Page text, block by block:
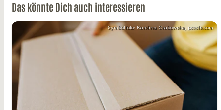
Das könnte Dich auch interessieren
Symbolfoto: Karolina Grabowska, pexels.com